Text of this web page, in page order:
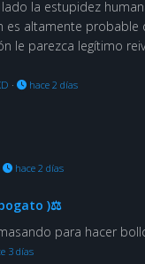
la estupidez
es altamente probable
le parezca legítimo
· hace 2 días
hace 2 días
)⚖
para hacer
3 días